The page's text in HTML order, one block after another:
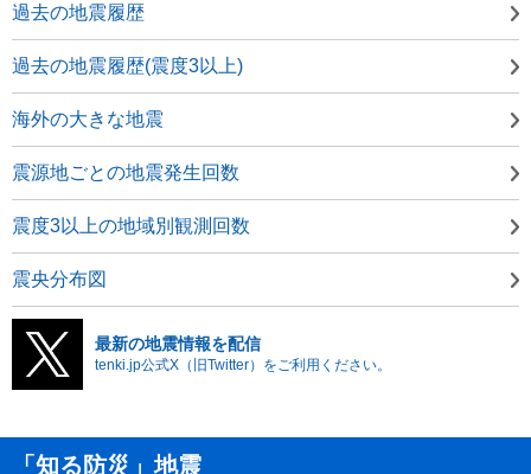
過去の地震履歴
過去の地震履歴(震度3以上)
海外の大きな地震
震源地ごとの地震発生回数
震度3以上の地域別観測回数
震央分布図
最新の地震情報を配信
tenki.jp公式X（旧Twitter）をご利用ください。
「知る防災」地震